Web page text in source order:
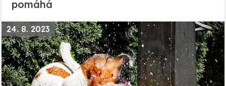
pomáhá
24. 8. 2023